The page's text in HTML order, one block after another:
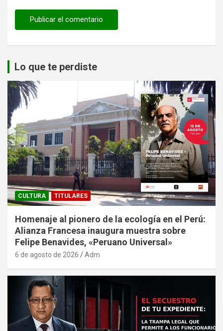
Lo que te perdiste
CULTURA TITULARES
Homenaje al pionero de la ecología en el Perú:
Alianza Francesa inaugura muestra sobre
Felipe Benavides, «Peruano Universal»
6 de agosto de 2026 Adm